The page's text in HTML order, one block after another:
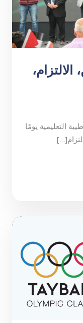
طيبة التعليمية يومًا